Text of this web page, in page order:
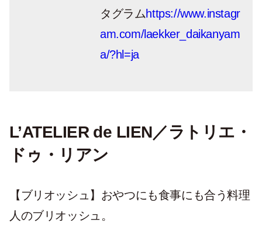
タグラムhttps://www.instagr
am.com/laekker_daikanyam
a/?hl=ja
L’ATELIER de LIEN／ラトリエ・
ドゥ・リアン
【ブリオッシュ】 おやつにも食事にも合う料理
人のブリオッシュ。